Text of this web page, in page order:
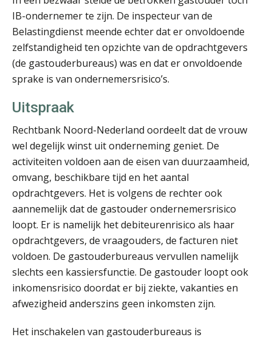
IB-ondernemer te zijn. De inspecteur van de
Belastingdienst meende echter dat er onvoldoende
zelfstandigheid ten opzichte van de opdrachtgevers
(de gastouderbureaus) was en dat er onvoldoende
sprake is van ondernemersrisico’s.
Uitspraak
Rechtbank Noord-Nederland oordeelt dat de vrouw
wel degelijk winst uit onderneming geniet. De
activiteiten voldoen aan de eisen van duurzaamheid,
omvang, beschikbare tijd en het aantal
opdrachtgevers. Het is volgens de rechter ook
aannemelijk dat de gastouder ondernemersrisico
loopt. Er is namelijk het debiteurenrisico als haar
opdrachtgevers, de vraagouders, de facturen niet
voldoen. De gastouderbureaus vervullen namelijk
slechts een kassiersfunctie. De gastouder loopt ook
inkomensrisico doordat er bij ziekte, vakanties en
afwezigheid anderszins geen inkomsten zijn.
Het inschakelen van gastouderbureaus is
Jasper van den Bergen
Erik van Toledo
Winfred Merkus